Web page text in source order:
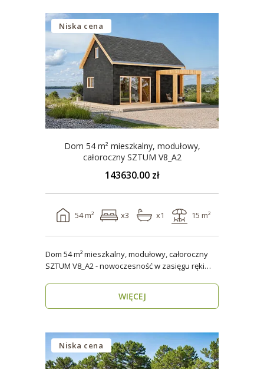
Niska cena
Dom 54 m² mieszkalny, modułowy,
całoroczny SZTUM V8_A2
143630.00 zł
54 m² x3 x1 15 m²
Dom 54 m² mieszkalny, modułowy, całoroczny
SZTUM V8_A2 - nowoczesność w zasięgu ręki
WIĘCEJ
Niska cena